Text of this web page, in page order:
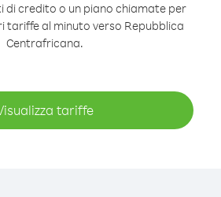
di credito o un piano chiamate per
tariffe al minuto verso Repubblica
Centrafricana.
tariffe